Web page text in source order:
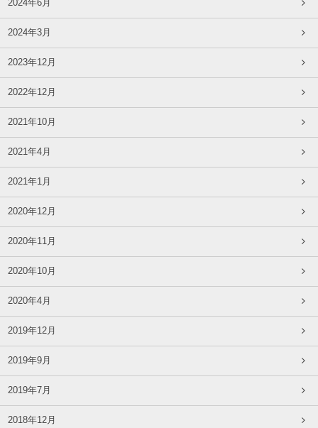
2024年6月
2024年3月
2023年12月
2022年12月
2021年10月
2021年4月
2021年1月
2020年12月
2020年11月
2020年10月
2020年4月
2019年12月
2019年9月
2019年7月
2018年12月